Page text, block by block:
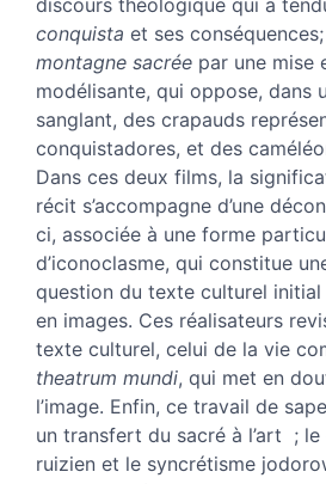
discours théologique qui a
conquista et ses
montagne sacrée par une mise
modélisante, qui oppose, dans
sanglant, des crapauds
conquistadores, et des
Dans ces deux films, la
récit s’accompagne d’une
ci, associée à une forme
d’iconoclasme, qui constitue
question du texte culturel
en images. Ces réalisateurs
texte culturel, celui de la vie
theatrum mundi, qui met en
l’image. Enfin, ce travail de
un transfert du sacré à l’art ; le
ruizien et le syncrétisme